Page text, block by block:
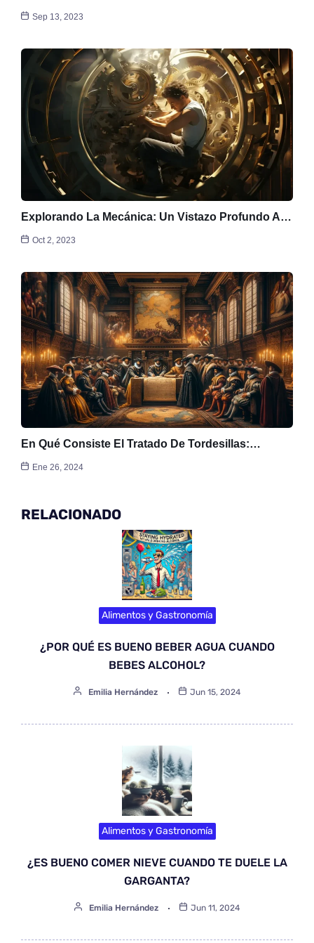
Sep 13, 2023
Explorando La Mecánica: Un Vistazo Profundo A…
Oct 2, 2023
En Qué Consiste El Tratado De Tordesillas:…
Ene 26, 2024
RELACIONADO
Alimentos y Gastronomía
¿POR QUÉ ES BUENO BEBER AGUA CUANDO
BEBES ALCOHOL?
Emilia Hernández Jun 15, 2024
Alimentos y Gastronomía
¿ES BUENO COMER NIEVE CUANDO TE DUELE LA
GARGANTA?
Emilia Hernández Jun 11, 2024